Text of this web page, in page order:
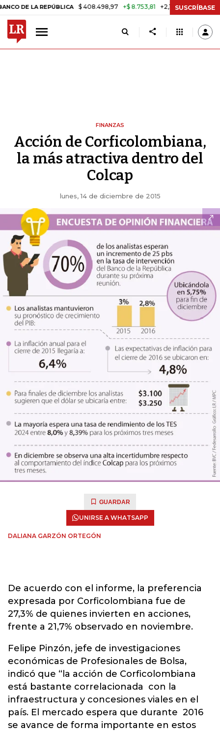
LA REPÚBLICA $ 408.498,97 +$ 8.753,81 +2,19% TASA DE USURA
SUSCRÍBASE
FINANZAS
Acción de Corficolombiana,
la más atractiva dentro del
Colcap
lunes, 14 de diciembre de 2015
GUARDAR
UNIRSE A WHATSAPP
DALIANA GARZÓN ORTEGÓN
De acuerdo con el informe, la preferencia
expresada por Corficolombiana fue de
27,3% de quienes invierten en acciones,
frente a 21,7% observado en noviembre.
Felipe Pinzón, jefe de investigaciones
económicas de Profesionales de Bolsa,
indicó que “la acción de Corficolombiana
está bastante correlacionada con la
infraestructura y concesiones viales en el
país. El mercado espera que durante 2016
se avance de forma importante en estos